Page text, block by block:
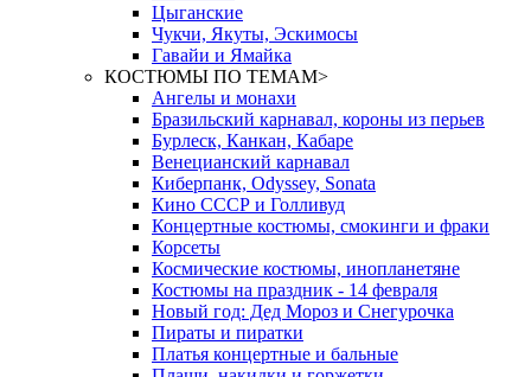
Цыганские
Чукчи, Якуты, Эскимосы
Гавайи и Ямайка
КОСТЮМЫ ПО ТЕМАМ>
Ангелы и монахи
Бразильский карнавал, короны из перьев
Бурлеск, Канкан, Кабаре
Венецианский карнавал
Киберпанк, Odyssey, Sonata
Кино СССР и Голливуд
Концертные костюмы, смокинги и фраки
Корсеты
Космические костюмы, инопланетяне
Костюмы на праздник - 14 февраля
Новый год: Дед Мороз и Снегурочка
Пираты и пиратки
Платья концертные и бальные